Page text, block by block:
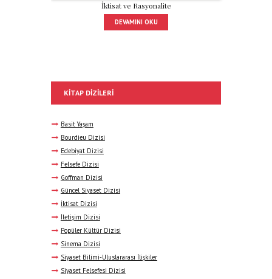
İktisat ve Rasyonalite
DEVAMINI OKU
KITAP DIZILERI
Basit Yaşam
Bourdieu Dizisi
Edebiyat Dizisi
Felsefe Dizisi
Goffman Dizisi
Güncel Siyaset Dizisi
İktisat Dizisi
İletişim Dizisi
Popüler Kültür Dizisi
Sinema Dizisi
Siyaset Bilimi-Uluslararası İlişkiler
Siyaset Felsefesi Dizisi